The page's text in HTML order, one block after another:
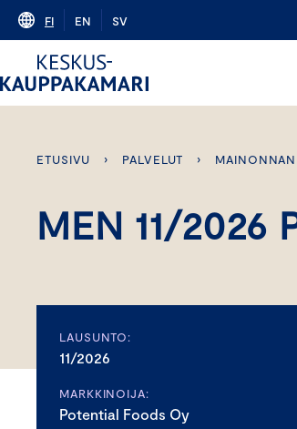
Skip
content
FI EN SV
ETUSIVU › PALVELUT ›
MEN 11/2026
LAUSUNTO:
11/2026
MARKKINOIJA:
Potential Foods Oy